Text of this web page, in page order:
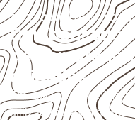
APLICAÇÕES DO
Compensado
de
cuidados
Em aplicações
utilizado quando o